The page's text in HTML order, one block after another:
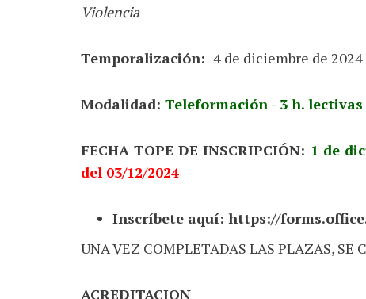
Violencia
Temporalización: 4 de diciembre de 2024
Modalidad: Teleformación - 3 h. lectivas
FECHA TOPE DE INSCRIPCIÓN: 1 de
del 03/12/2024
Inscríbete aquí: https://
UNA VEZ COMPLETADAS LAS PLAZAS, SE
​ACREDITACION